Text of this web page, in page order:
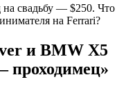
и BMW X5
проходимец»